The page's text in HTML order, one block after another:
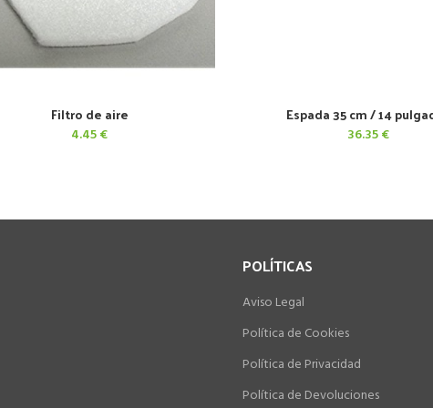
AÑADIR AL CARRITO
Filtro de aire
4.45€
AÑADIR AL CARRITO
Espada 35 cm / 14
36.35€
POLÍTICAS
Aviso Legal
Política de Cookies
Política de Privacidad
Política de Devoluciones